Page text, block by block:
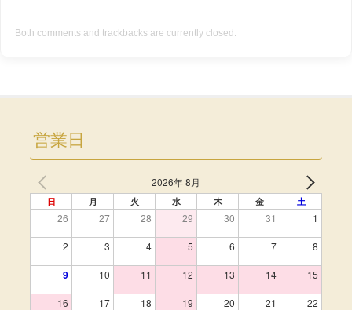
Both comments and trackbacks are currently closed.
営業日
2026年 8月
日 月 火 水 木 金 土
26 27 28 29 30 31 1
2 3 4 5 6 7 8
9 10 11 12 13 14 15
16 17 18 19 20 21 22